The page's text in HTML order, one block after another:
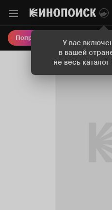
У вас
в вашей
не весь
Попробовать Плюс